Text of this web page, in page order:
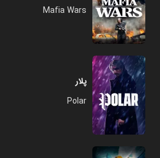
Mafia Wars
پلار
Polar